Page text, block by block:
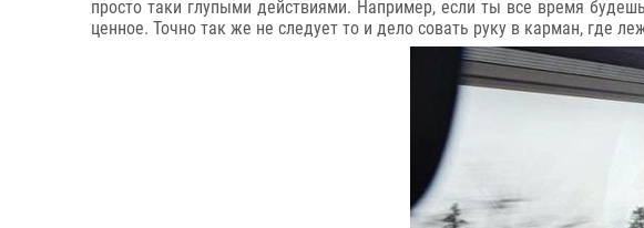
просто таки глупыми действиями. Например, если ты все время
ценное. Точно так же не следует то и дело совать руку в карман, где